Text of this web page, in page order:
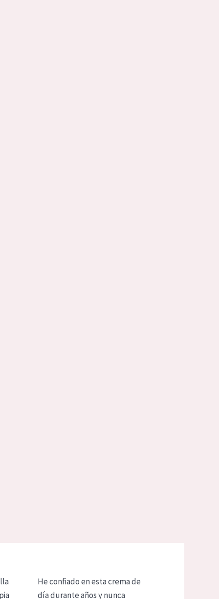
He confiado en esta crema de
día durante años y nunca